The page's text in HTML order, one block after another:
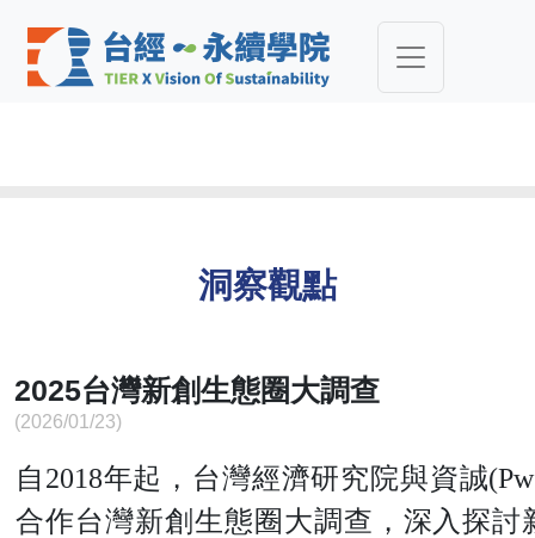
洞察觀點
2025台灣新創生態圈大調查
(2026/01/23)
自2018年起，台灣經濟研究院與資誠
合作台灣新創生態圈大調查，深入探討